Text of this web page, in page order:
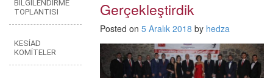
BİLGİLENDİRME
TOPLANTISI
KESİAD
KOMİTELER
Gerçekleştirdik
Posted on5 Aralık 2018 by hedza